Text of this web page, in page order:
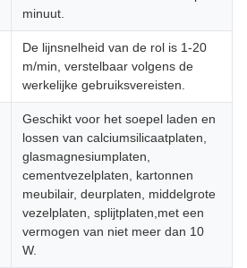
minuut.
De lijnsnelheid van de rol is 1-20
m/min, verstelbaar volgens de
werkelijke gebruiksvereisten.
Geschikt voor het soepel laden en
lossen van calciumsilicaatplaten,
glasmagnesiumplaten,
cementvezelplaten, kartonnen
meubilair, deurplaten, middelgrote
vezelplaten, splijtplaten,met een
vermogen van niet meer dan 10
W.